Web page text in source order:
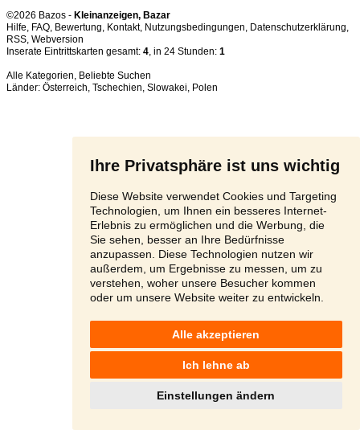
Ihre Privatsphäre ist uns wichtig
Diese Website verwendet Cookies und Targeting
Technologien, um Ihnen ein besseres Internet-
Erlebnis zu ermöglichen und die Werbung, die
Sie sehen, besser an Ihre Bedürfnisse
anzupassen. Diese Technologien nutzen wir
außerdem, um Ergebnisse zu messen, um zu
verstehen, woher unsere Besucher kommen
oder um unsere Website weiter zu entwickeln.
Alle akzeptieren
Ich lehne ab
Einstellungen ändern
©2026 Bazos - Kleinanzeigen, Bazar
Hilfe, FAQ, Bewertung, Kontakt, Nutzungsbedingungen, Datenschutzerklärung,
RSS,
Inserate Eintrittskarten gesamt: 4, in 24 Stunden: 1
Alle Kategorien, Beliebte Suchen
Länder: Österreich, Tschechien, Slowakei, Polen